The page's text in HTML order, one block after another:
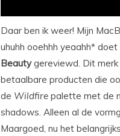
Daar ben ik weer! Mijn
uhuhh ooehhh yeaahh*
Beautygereviewd. Dit
betaalbare producten die
de Wildfire palette met de
shadows. Alleen al de
Maargoed, nu het